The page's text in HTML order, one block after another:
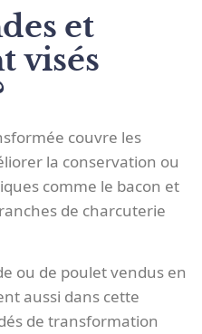
et
visés
couvre les
la conservation ou
comme le bacon et
de charcuterie
ou de poulet vendus en
aussi dans cette
de transformation